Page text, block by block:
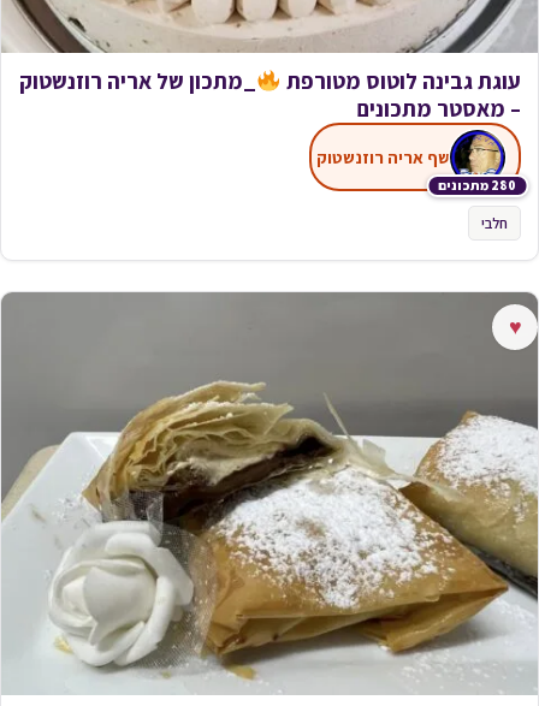
עוגת גבינה לוטוס מטורפת
_מתכון של אריה רוזנשטוק
– מאסטר מתכונים
280 מתכונים
שף אריה רוזנשטוק
חלבי
♥